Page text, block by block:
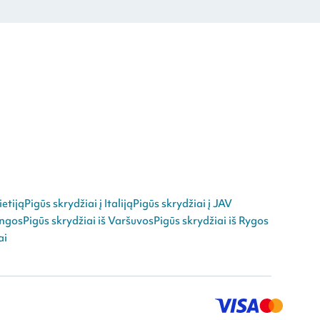
Pigūs skrydžiai į ItalijąPigūs skrydžiai į JAV
Pigūs skrydžiai iš VaršuvosPigūs skrydžiai iš Rygos